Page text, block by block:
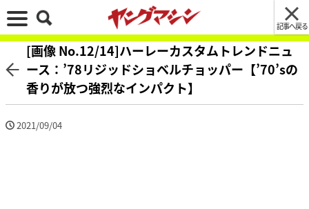
記事へ戻る
[画像 No.12/14]ハーレーカスタムトレンドニュ
ース：’78リジッドショベルチョッパー【’70’sの
香りが放つ強烈なインパクト】
2021/09/04